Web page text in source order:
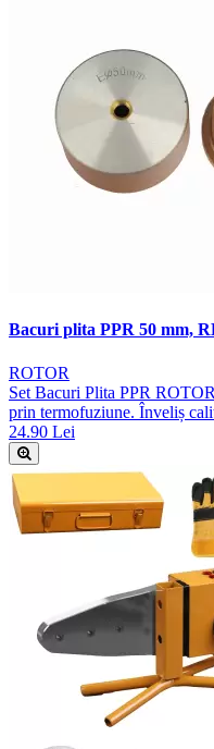
Bacuri plita PPR 50 mm,
ROTOR
Set Bacuri Plita PPR
prin termofuziune. Înveliș
24.90 Lei